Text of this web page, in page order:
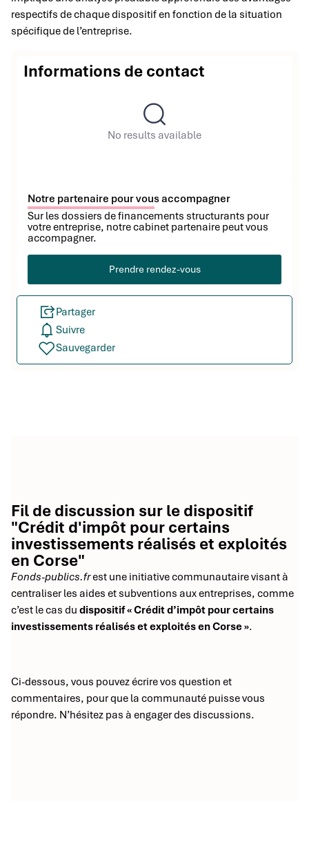
respectifs de chaque dispositif en fonction de la situation
spécifique de l’entreprise.
Informations de contact
No results available
Notre partenaire pour vous accompagner
Sur les dossiers de financements structurants pour
votre entreprise, notre cabinet partenaire peut vous
accompagner.
Prendre rendez-vous
Partager
Suivre
Sauvegarder
Fil de discussion sur le dispositif
"Crédit d'impôt pour certains
investissements réalisés et exploités
en Corse"
Fonds-publics.frest une initiative communautaire visant à
centraliser les aides et subventions aux entreprises, comme
c’est le cas du dispositif « Crédit d’impôt pour certains
investissements réalisés et exploités en Corse ».
Ci-dessous, vous pouvez écrire vos question et
commentaires, pour que la communauté puisse vous
répondre. N’hésitez pas à engager des discussions.